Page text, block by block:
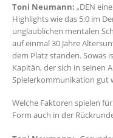
Toni Neumann: „DEN
Highlights wie das 5:0 im
unglaublichen mentalen
auf einmal 30 Jahre
dem Platz standen. Sowas
Kapitän, der sich in seinen
Spielerkommunikation gut
Welche Faktoren spielen
Form auch in der